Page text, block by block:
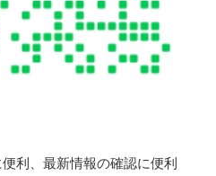
利、最新情報の確認に便利